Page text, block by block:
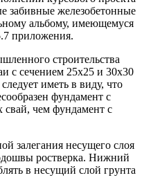
забивные железобетонные
альбому, имеющемуся
приложения.
строительства
с сечением 25х25 и 30х30
иметь в виду, что
фундамент с
чем фундамент с
залегания несущего слоя
ростверка. Нижний
в несущий слой грунта